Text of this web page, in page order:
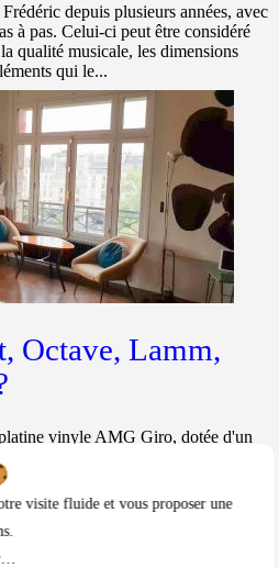
depuis plusieurs années, avec
à pas. Celui-ci peut être considéré
qualité musicale, les dimensions
qui le...
Octave, Lamm,
vinyle AMG Giro, dotée d'un
de Paris au sein d'un appartement
continue à nous...
visite fluide et vous proposer une